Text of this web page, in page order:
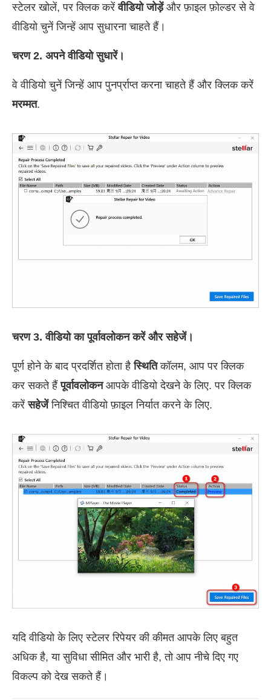
स्टेलर खोलें, पर क्लिक करेंवीडियो जोड़ेंऔर फ़ाइल फ़ोल्डर से वे
वीडियो चुनें जिन्हें आप सुधारना चाहते हैं।
चरण 2. अपने वीडियो सुधारें।
वे वीडियो चुनें जिन्हें आप पुनर्प्राप्त करना चाहते हैं और क्लिक करें
मरम्मत.
चरण 3. वीडियो का पूर्वावलोकन करें और सहेजें।
पूर्ण होने के बाद प्रदर्शित होता हैस्थितिकॉलम, आप पर क्लिक
कर सकते हैंपूर्वावलोकनआपके वीडियो देखने के लिए. पर क्लिक
करेंसहेजेंनिश्चित वीडियो फ़ाइल निर्यात करने के लिए.
यदि वीडियो के लिए स्टेलर रिपेयर की कीमत आपके लिए बहुत
अधिक है, या सुविधा सीमित और भारी है, तो आप नीचे दिए गए
विकल्प को देख सकते हैं।